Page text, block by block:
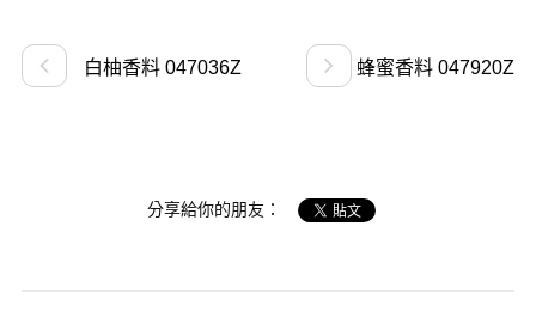
白柚香料 047036Z 蜂蜜香料 047920Z
分享給你的朋友：